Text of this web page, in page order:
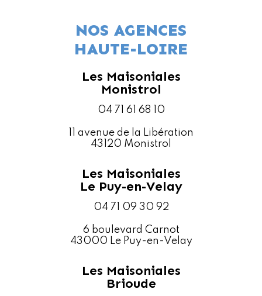
NOS AGENCES
HAUTE-LOIRE
Les Maisoniales
Monistrol
04 71 61 68 10
11 avenue de la Libération
43120 Monistrol
Les Maisoniales
Le Puy-en-Velay
04 71 09 30 92
6 boulevard Carnot
43000 Le Puy-en-Velay
Les Maisoniales
Brioude